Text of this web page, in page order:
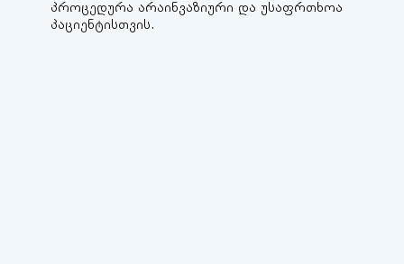
პროცედურა არაინვაზიური და უსაფრთხოა
პაციენტისთვის.